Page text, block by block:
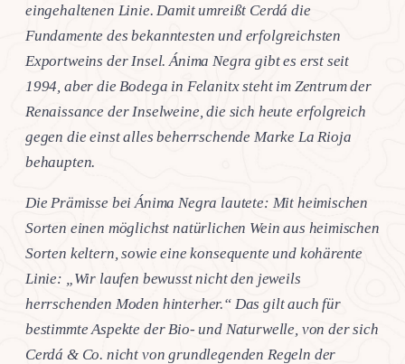
eingehaltenen Linie. Damit umreißt Cerdá die
Fundamente des bekanntesten und erfolgreichsten
Exportweins der Insel. Ánima Negra gibt es erst seit
1994, aber die Bodega in Felanitx steht im Zentrum der
Renaissance der Inselweine, die sich heute erfolgreich
gegen die einst alles beherrschende Marke La Rioja
behaupten.
Die Prämisse bei Ánima Negra lautete: Mit heimischen
Sorten einen möglichst natürlichen Wein aus heimischen
Sorten keltern, sowie eine konsequente und kohärente
Linie: „Wir laufen bewusst nicht den jeweils
herrschenden Moden hinterher.“ Das gilt auch für
bestimmte Aspekte der Bio- und Naturwelle, von der sich
Cerdá & Co. nicht von grundlegenden Regeln der